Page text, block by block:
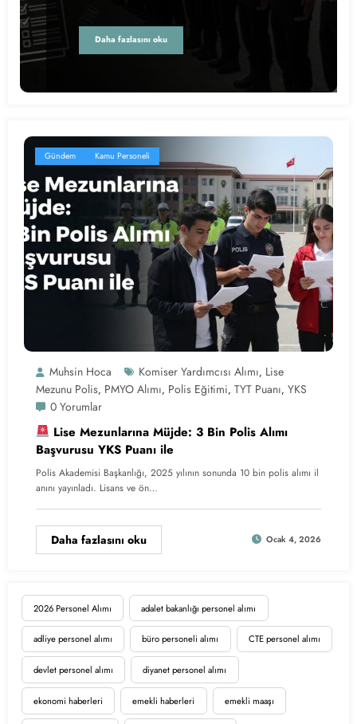
2026 Personel Alımı adalet bakanlığı personel alımı
adliye personel alımı büro personeli alımı CTE personel alımı
devlet personel alımı diyanet personel alımı
ekonomi haberleri emekli haberleri emekli maaşı
Daha fazlasını oku
Gündem Kamu Personeli
Muhsin Hoca Komiser Yardımcısı Alımı, Lise
Mezunu Polis, PMYO Alımı, Polis Eğitimi, TYT Puanı, YKS
0 Yorumlar
Lise Mezunlarına Müjde: 3 Bin Polis Alımı
Başvurusu YKS Puanı ile
Polis Akademisi Başkanlığı, 2025 yılının sonunda 10 bin polis alımı il
anını yayınladı. Lisans ve ön…
Daha fazlasını oku Ocak 4, 2026